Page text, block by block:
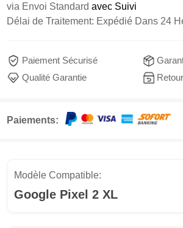
via Envoi Standard avec Suivi
Délai de Traitement: Expédié Dans 24
Paiement Sécurisé
Qualité Garantie
Paiements:
Modèle Compatible:
Google Pixel 2 XL